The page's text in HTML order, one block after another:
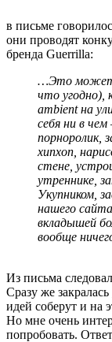
в письме
они проводят
бренда Guerrilla:
…Это может
что угодно),
ambient на
себя ни в
порноролик,
хипхоп,
стене,
утреннике,
Укупником,
нашего
вкладышей
вообще
Из письма
Сразу же закралась
идей соберут и на
Но мне очень
попробовать.